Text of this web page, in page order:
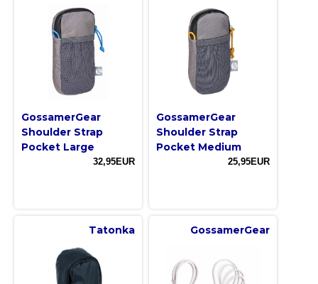
GossamerGear
Shoulder Strap
Pocket Large
32,95EUR
GossamerGear
Shoulder Strap
Pocket Medium
25,95EUR
Tatonka GossamerGear